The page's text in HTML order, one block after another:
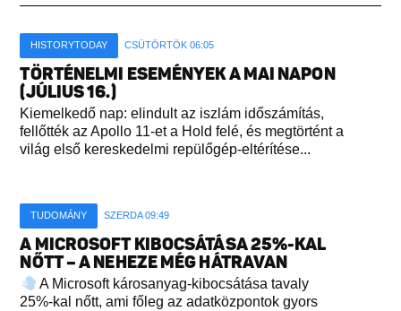
HISTORYTODAY CSÜTÖRTÖK 06:05
TÖRTÉNELMI ESEMÉNYEK A MAI NAPON
(JÚLIUS 16.)
Kiemelkedő nap: elindult az iszlám időszámítás,
fellőtték az Apollo 11-et a Hold felé, és megtörtént a
világ első kereskedelmi repülőgép-eltérítése...
TUDOMÁNY SZERDA 09:49
A MICROSOFT KIBOCSÁTÁSA 25%-KAL
NŐTT – A NEHEZE MÉG HÁTRAVAN
A Microsoft károsanyag-kibocsátása tavaly
25%-kal nőtt, ami főleg az adatközpontok gyors